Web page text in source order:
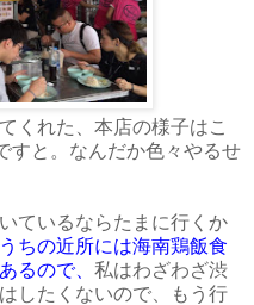
くれた、本店の様子はこ
すと。なんだか色々やるせ
ているならたまに行くか
うちの近所には海南鶏飯食
るので、 私はわざわざ渋
したくないので、もう行